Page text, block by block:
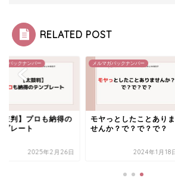
RELATED POST
ガバックナンバー
鼓判】プロも納得の
プレート
2025年2月26日
メルマガバックナンバー
モヤっとしたことありま
せんか？で？で？で？
2024年1月18